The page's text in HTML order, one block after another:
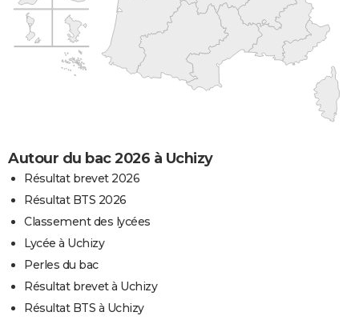
Autour du bac 2026 à Uchizy
Résultat brevet 2026
Résultat BTS 2026
Classement des lycées
Lycée à Uchizy
Perles du bac
Résultat brevet à Uchizy
Résultat BTS à Uchizy